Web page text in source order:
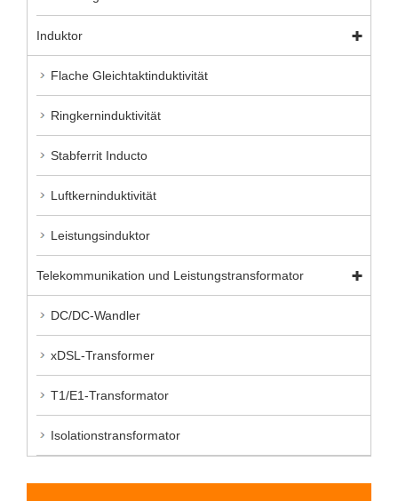
Induktor
Flache Gleichtaktinduktivität
Ringkerninduktivität
Stabferrit Inducto
Luftkerninduktivität
Leistungsinduktor
Telekommunikation und Leistungstransformator
DC/DC-Wandler
xDSL-Transformer
T1/E1-Transformator
Isolationstransformator